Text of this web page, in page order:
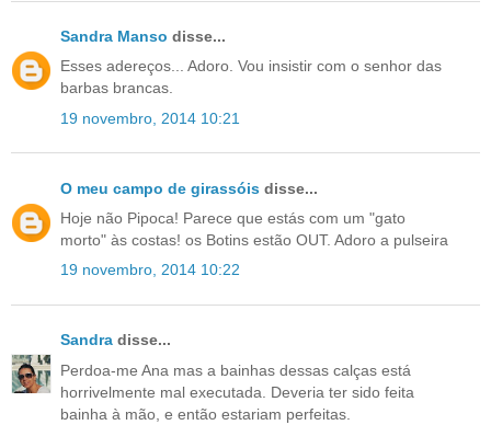
Sandra Manso disse...
Esses adereços... Adoro. Vou insistir com o senhor das
barbas brancas.
19 novembro, 2014 10:21
O meu campo de girassóis disse...
Hoje não Pipoca! Parece que estás com um "gato
morto" às costas! os Botins estão OUT. Adoro a pulseira
19 novembro, 2014 10:22
Sandra disse...
Perdoa-me Ana mas a bainhas dessas calças está
horrivelmente mal executada. Deveria ter sido feita
bainha à mão, e então estariam perfeitas.